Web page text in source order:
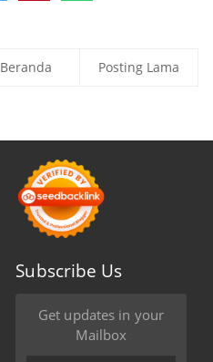
Posting Lama
Beranda
Subscribe Us
Get updates in your
Mailbox